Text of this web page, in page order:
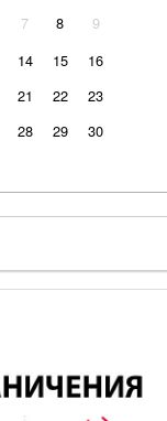
7 8
9
14 15
16
21 22
23
28 29
30